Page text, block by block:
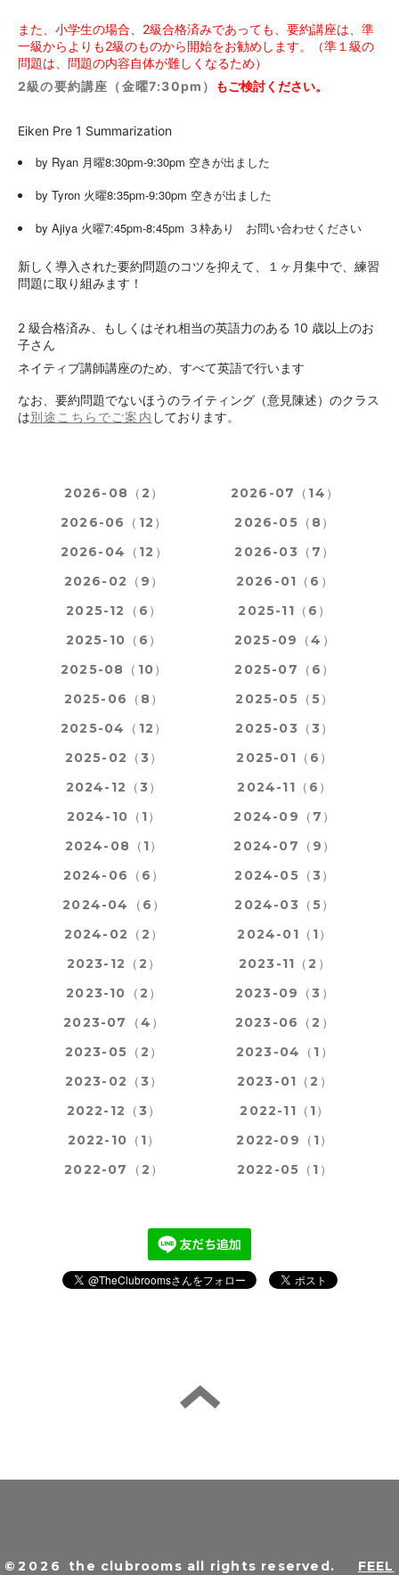
また、小学生の場合、2級合格済みであっても、要約講座は、準
一級からよりも2級のものから開始をお勧めします。（準１級の
問題は、問題の内容自体が難しくなるため）
2級の要約講座（金曜7:30pm） もご検討ください。
Eiken Pre 1 Summarization
by Ryan 月曜8:30pm-9:30pm 空きが出ました
by Tyron 火曜8:35pm-9:30pm 空きが出ました
by Ajiya 火曜7:45pm-8:45pm ３枠あり　お問い合わせください
新しく導入された要約問題のコツを抑えて、１ヶ月集中で、練習
問題に取り組みます！
2 級合格済み、もしくはそれ相当の英語力のある 10 歳以上のお
子さん
ネイティブ講師講座のため、すべて英語で行います
なお、要約問題でないほうのライティング（意見陳述）のクラス
は別途こちらでご案内 しております。
2026-08（2）
2026-07（14）
2026-06（12）
2026-05（8）
2026-04（12）
2026-03（7）
2026-02（9）
2026-01（6）
2025-12（6）
2025-11（6）
2025-10（6）
2025-09（4）
2025-08（10）
2025-07（6）
2025-06（8）
2025-05（5）
2025-04（12）
2025-03（3）
2025-02（3）
2025-01（6）
2024-12（3）
2024-11（6）
2024-10（1）
2024-09（7）
2024-08（1）
2024-07（9）
2024-06（6）
2024-05（3）
2024-04（6）
2024-03（5）
2024-02（2）
2024-01（1）
2023-12（2）
2023-11（2）
2023-10（2）
2023-09（3）
2023-07（4）
2023-06（2）
2023-05（2）
2023-04（1）
2023-02（3）
2023-01（2）
2022-12（3）
2022-11（1）
2022-10（1）
2022-09（1）
2022-07（2）
2022-05（1）
©2026 the clubrooms all rights reserved . FEEL